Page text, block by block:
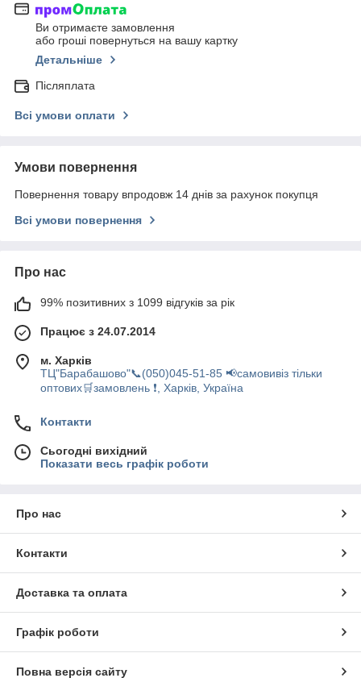
Ви отримаєте замовлення
або гроші повернуться на вашу картку
Детальніше
Післяплата
Всі умови оплати
Умови повернення
Повернення товару впродовж 14 днів за рахунок покупця
Всі умови повернення
Про нас
99% позитивних з 1099 відгуків за рік
Працює з 24.07.2014
м. Харків
ТЦ"Барабашово"📞(050)045-51-85 📢самовивіз тільки
оптових🛒замовлень ❗, Харків, Україна
Контакти
Сьогодні вихідний
Показати весь графік роботи
Про нас
Контакти
Доставка та оплата
Графік роботи
Повна версія сайту